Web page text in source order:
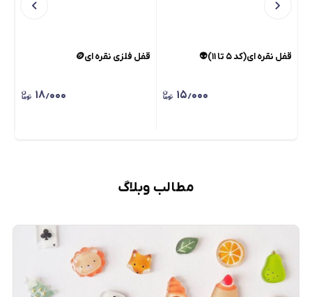
قفل نقره ای(کد ۵ تا ۱۱)👽
۱۵٫۰۰۰
قفل فلزی نقره ای🪙
۱۸٫۰۰۰
مطالب وبلاگ